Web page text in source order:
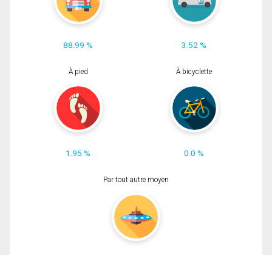
88.99 % 3.52 %
À pied
1.95 %
À bicyclette
0.0 %
Par tout autre moyen